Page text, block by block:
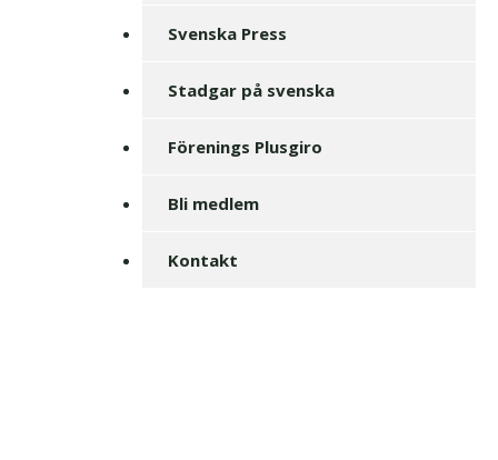
Svenska Press
Stadgar på svenska
Förenings Plusgiro
Bli medlem
Kontakt